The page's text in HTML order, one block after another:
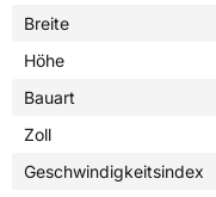
Breite
Höhe
Bauart
Zoll
Geschwindigkeitsindex